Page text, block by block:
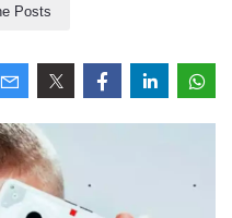
Posts